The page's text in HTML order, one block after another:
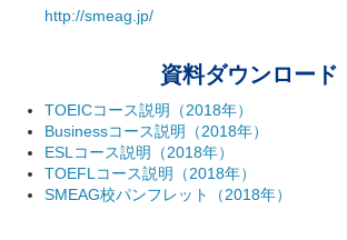
http://smeag.jp/
資料ダウンロード
TOEICコース説明（2018年）
Businessコース説明（2018年）
ESLコース説明（2018年）
TOEFLコース説明（2018年）
SMEAG校パンフレット（2018年）